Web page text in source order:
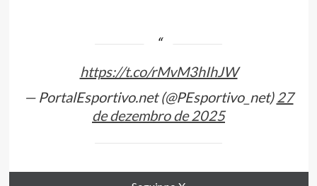
https://t.co/rMvM3hIhJW
— PortalEsportivo.net (@PEsportivo_net)27
de dezembro de 2025